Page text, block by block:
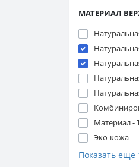
МАТЕРИАЛ
Материал -
Эко-кожа
Показать еще